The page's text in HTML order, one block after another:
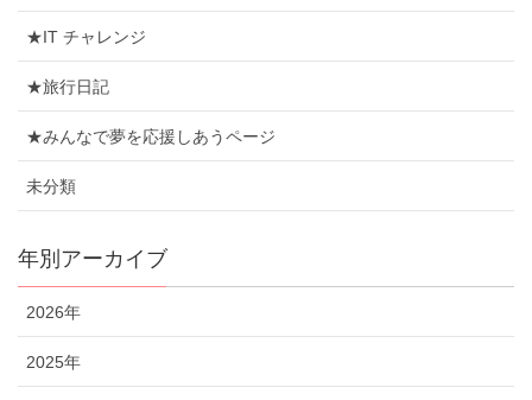
★IT チャレンジ
★旅行日記
★みんなで夢を応援しあうページ
未分類
年別アーカイブ
2026年
2025年